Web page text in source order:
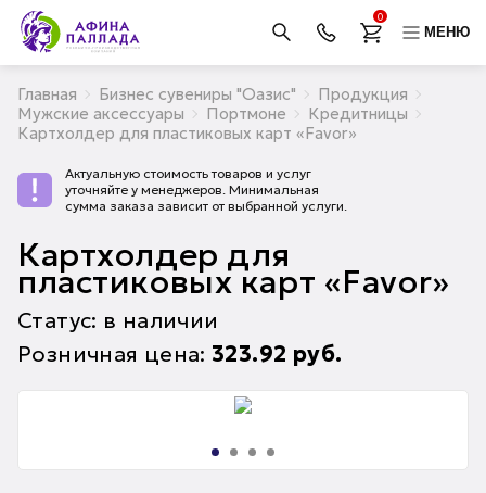
0
МЕНЮ
Главная Бизнес сувениры "Оазис"
Продукция
Мужские аксессуары
Портмоне
Кредитницы
Картхолдер для пластиковых карт «Favor»
Актуальную стоимость товаров и услуг
уточняйте у менеджеров. Минимальная
сумма заказа зависит от выбранной услуги.
Картхолдер для
пластиковых карт «Favor»
Статус: в наличии
Розничная цена: 323.92 руб.